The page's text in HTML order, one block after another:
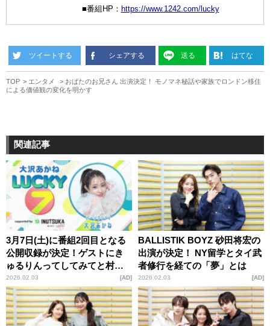
■番組HP： https://www.1242.com/lucky
ツイートする シェアする 送る はてな
TOP エンタメ
おばたのお兄さん 出演決定！ モノマネ秘話や家族でロンドン移住
による価値観の変化を明かす
関連記事
3月7日(土)に番組2回目となる
公開収録が決定！ゲストにき
ゅるりんってしてみてと村重
杏奈が登場！『大沢あかね
LUCKY7』
2026.02.03 AD
BALLISTIK BOYZ 砂田将宏の
出演が決定！ NY留学とタイ武
者修行を経ての「夢」とは
2026.02.03 AD